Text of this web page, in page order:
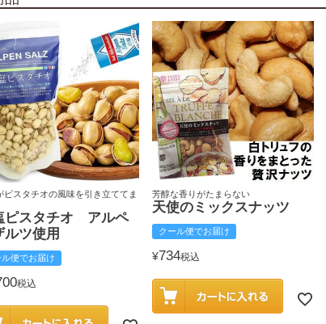
ピスタチオの風味を引き立ててま
ピスタチオ アルペ
ルツ使用
ル便でお届け
税込
芳醇な香りがたまらない
天使のミックスナッツ
クール便でお届け
¥734税込